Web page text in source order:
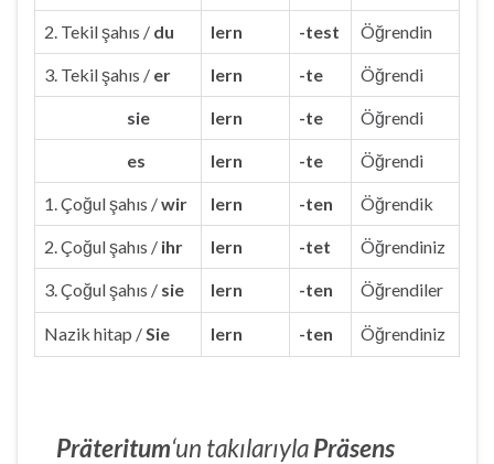
2. Tekil şahıs / du lern -test Öğrendin
3. Tekil şahıs / er lern -te Öğrendi
sie lern -te Öğrendi
es lern -te Öğrendi
1. Çoğul şahıs /wir lern -ten Öğrendik
2. Çoğul şahıs / ihr lern -tet Öğrendiniz
3. Çoğul şahıs / sie lern -ten Öğrendiler
Nazik hitap /Sie lern -ten Öğrendiniz
Präteritum‘un takılarıylaPräsens